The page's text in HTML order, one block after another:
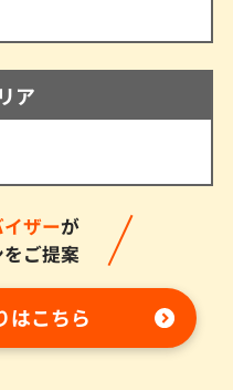
ア
ザーが
ご提案
はこちら